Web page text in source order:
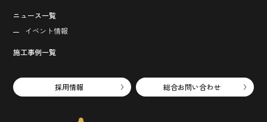
ニュース一覧
イベント情報
施工事例一覧
採用情報 総合お問い合わせ